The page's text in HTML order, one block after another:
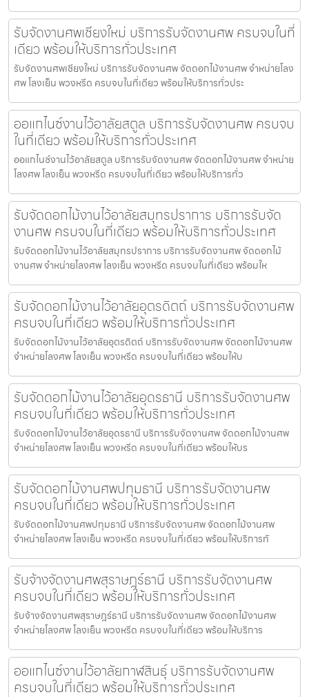
รับจัดงานศพเชียงใหม่ บริการรับจัดงานศพ ครบจบในที่
เดียว พร้อมให้บริการทั่วประเทศ
รับจัดงานศพเชียงใหม่ บริการรับจัดงานศพ จัดดอกไม้งานศพ จำหน่ายโลง
ศพ โลงเย็น พวงหรีด ครบจบในที่เดียว พร้อมให้บริการทั่วประ
ออแกไนซ์งานไว้อาลัยสตูล บริการรับจัดงานศพ ครบจบ
ในที่เดียว พร้อมให้บริการทั่วประเทศ
ออแกไนซ์งานไว้อาลัยสตูล บริการรับจัดงานศพ จัดดอกไม้งานศพ จำหน่าย
โลงศพ โลงเย็น พวงหรีด ครบจบในที่เดียว พร้อมให้บริการทั่ว
รับจัดดอกไม้งานไว้อาลัยสมุทรปราการ บริการรับจัด
งานศพ ครบจบในที่เดียว พร้อมให้บริการทั่วประเทศ
รับจัดดอกไม้งานไว้อาลัยสมุทรปราการ บริการรับจัดงานศพ จัดดอกไม้
งานศพ จำหน่ายโลงศพ โลงเย็น พวงหรีด ครบจบในที่เดียว พร้อมให
รับจัดดอกไม้งานไว้อาลัยอุตรดิตถ์ บริการรับจัดงานศพ
ครบจบในที่เดียว พร้อมให้บริการทั่วประเทศ
รับจัดดอกไม้งานไว้อาลัยอุตรดิตถ์ บริการรับจัดงานศพ จัดดอกไม้งานศพ
จำหน่ายโลงศพ โลงเย็น พวงหรีด ครบจบในที่เดียว พร้อมให้บ
รับจัดดอกไม้งานไว้อาลัยอุดรธานี บริการรับจัดงานศพ
ครบจบในที่เดียว พร้อมให้บริการทั่วประเทศ
รับจัดดอกไม้งานไว้อาลัยอุดรธานี บริการรับจัดงานศพ จัดดอกไม้งานศพ
จำหน่ายโลงศพ โลงเย็น พวงหรีด ครบจบในที่เดียว พร้อมให้บร
รับจัดดอกไม้งานศพปทุมธานี บริการรับจัดงานศพ
ครบจบในที่เดียว พร้อมให้บริการทั่วประเทศ
รับจัดดอกไม้งานศพปทุมธานี บริการรับจัดงานศพ จัดดอกไม้งานศพ
จำหน่ายโลงศพ โลงเย็น พวงหรีด ครบจบในที่เดียว พร้อมให้บริการทั
รับจ้างจัดงานศพสุราษฎร์ธานี บริการรับจัดงานศพ
ครบจบในที่เดียว พร้อมให้บริการทั่วประเทศ
รับจ้างจัดงานศพสุราษฎร์ธานี บริการรับจัดงานศพ จัดดอกไม้งานศพ
จำหน่ายโลงศพ โลงเย็น พวงหรีด ครบจบในที่เดียว พร้อมให้บริการ
ออแกไนซ์งานไว้อาลัยกาฬสินธุ์ บริการรับจัดงานศพ
ครบจบในที่เดียว พร้อมให้บริการทั่วประเทศ